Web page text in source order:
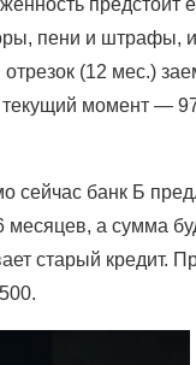
предстоит
пени и штрафы, и
(12 мес.)
текущий момент —
банк Б
а сумма
старый кредит.